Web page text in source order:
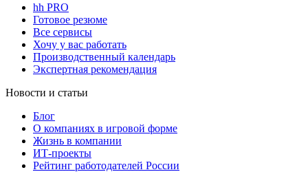
hh PRO
Готовое резюме
Все сервисы
Хочу у вас работать
Производственный календарь
Экспертная рекомендация
Новости и статьи
Блог
О компаниях в игровой форме
Жизнь в компании
ИТ-проекты
Рейтинг работодателей России